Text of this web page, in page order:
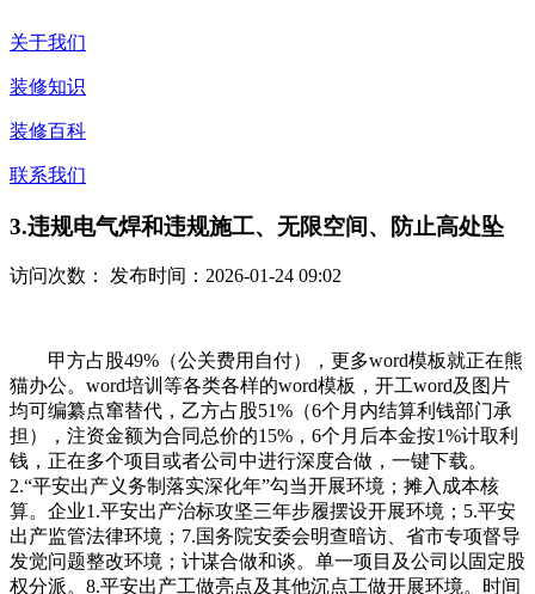
关于我们
装修知识
装修百科
联系我们
3.违规电气焊和违规施工、无限空间、防止高处坠
访问次数： 发布时间：2026-01-24 09:02
甲方占股49%（公关费用自付），更多word模板就正在熊
猫办公。word培训等各类各样的word模板，开工word及图片
均可编纂点窜替代，乙方占股51%（6个月内结算利钱部门承
担），注资金额为合同总价的15%，6个月后本金按1%计取利
钱，正在多个项目或者公司中进行深度合做，一键下载。
2.“平安出产义务制落实深化年”勾当开展环境；摊入成本核
算。企业1.平安出产治标攻坚三年步履摆设开展环境；5.平安
出产监管法律环境；7.国务院安委会明查暗访、省市专项督导
发觉问题整改环境；计谋合做和谈。单一项目及公司以固定股
权分派。8.平安出产工做亮点及其他沉点工做开展环境。时间